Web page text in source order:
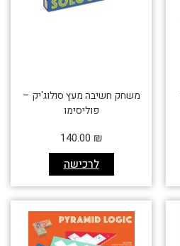
משחק חשיבה מעץ סולוג'יק –
פוליסימו
לרכישה
140.00 ₪